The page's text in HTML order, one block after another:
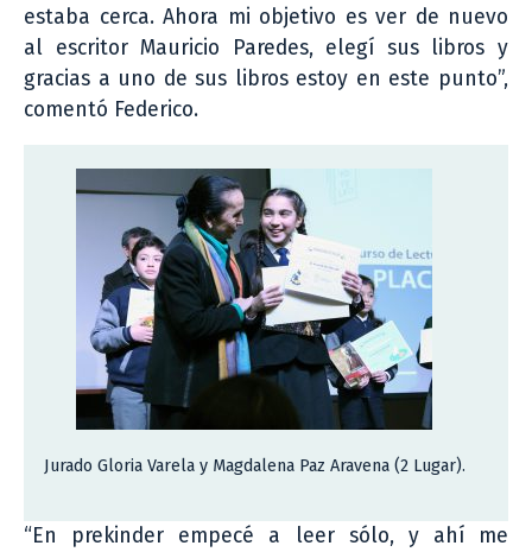
estaba cerca. Ahora mi objetivo es ver de nuevo
al escritor Mauricio Paredes, elegí sus libros y
gracias a uno de sus libros estoy en este punto”,
comentó Federico.
Jurado Gloria Varela y Magdalena Paz Aravena (2 Lugar).
“En prekinder empecé a leer sólo, y ahí me